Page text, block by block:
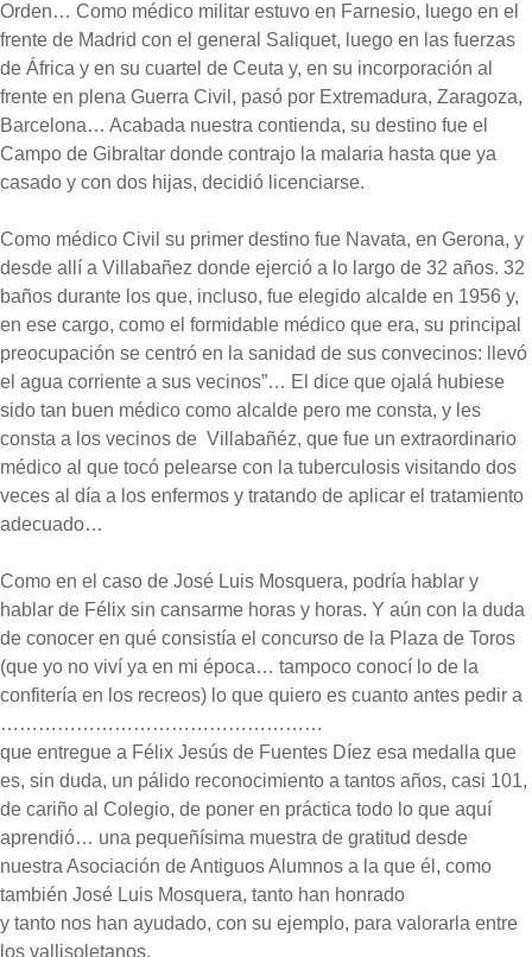
Orden… Como médico militar estuvo en Farnesio, luego en el
frente de Madrid con el general Saliquet, luego en las fuerzas
de África y en su cuartel de Ceuta y, en su incorporación al
frente en plena Guerra Civil, pasó por Extremadura, Zaragoza,
Barcelona… Acabada nuestra contienda, su destino fue el
Campo de Gibraltar donde contrajo la malaria hasta que ya
casado y con dos hijas, decidió licenciarse.
Como médico Civil su primer destino fue Navata, en Gerona, y
desde allí a Villabañez donde ejerció a lo largo de 32 años. 32
baños durante los que, incluso, fue elegido alcalde en 1956 y,
en ese cargo, como el formidable médico que era, su principal
preocupación se centró en la sanidad de sus convecinos: llevó
el agua corriente a sus vecinos”… El dice que ojalá hubiese
sido tan buen médico como alcalde pero me consta, y les
consta a los vecinos de Villabañéz, que fue un extraordinario
médico al que tocó pelearse con la tuberculosis visitando dos
veces al día a los enfermos y tratando de aplicar el tratamiento
adecuado…
Como en el caso de José Luis Mosquera, podría hablar y
hablar de Félix sin cansarme horas y horas. Y aún con la duda
de conocer en qué consistía el concurso de la Plaza de Toros
(que yo no viví ya en mi época… tampoco conocí lo de la
confitería en los recreos) lo que quiero es cuanto antes pedir a
……………………………………………
que entregue a Félix Jesús de Fuentes Díez esa medalla que
es, sin duda, un pálido reconocimiento a tantos años, casi 101,
de cariño al Colegio, de poner en práctica todo lo que aquí
aprendió… una pequeñísima muestra de gratitud desde
nuestra Asociación de Antiguos Alumnos a la que él, como
también José Luis Mosquera, tanto han honrado
y tanto nos han ayudado, con su ejemplo, para valorarla entre
los vallisoletanos.